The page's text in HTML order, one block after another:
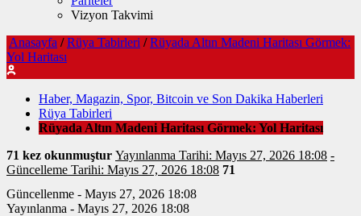
Vizyon Takvimi
Anasayfa / Rüya Tabirleri / Rüyada Altın Madeni Haritası Görmek:
Yol Haritası
Haber, Magazin, Spor, Bitcoin ve Son Dakika Haberleri
Rüya Tabirleri
Rüyada Altın Madeni Haritası Görmek: Yol Haritası
71 kez okunmuştur Yayınlanma Tarihi: Mayıs 27, 2026 18:08 -
Güncelleme Tarihi: Mayıs 27, 2026 18:08 71
Güncellenme - Mayıs 27, 2026 18:08
Yayınlanma - Mayıs 27, 2026 18:08